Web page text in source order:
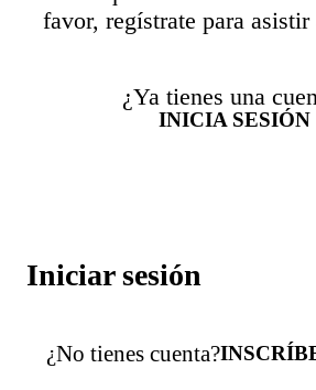
favor, regístrate para asistir
¿Ya tienes una
INICIA SESIÓN
Iniciar sesión
¿No tienes cuenta?